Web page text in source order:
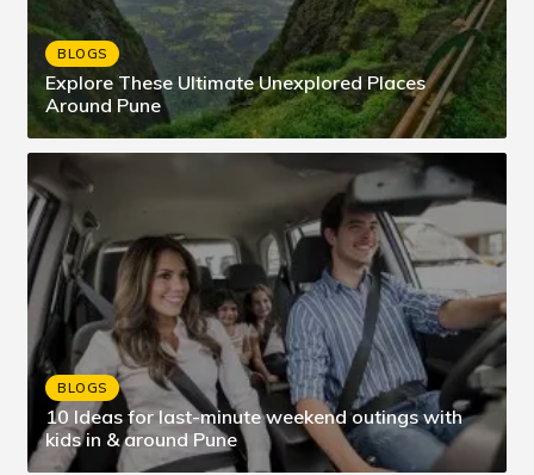
BLOGS
Explore These Ultimate Unexplored Places
Around Pune
BLOGS
10 Ideas for last-minute weekend outings with
kids in & around Pune